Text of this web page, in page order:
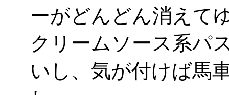
ーがどんどん消えて
クリームソース系パ
いし、気が付けば馬